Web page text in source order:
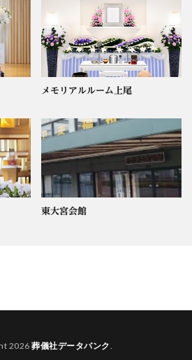
メモリアルルーム上尾
東大宮会館
2026葬儀社データバンク.